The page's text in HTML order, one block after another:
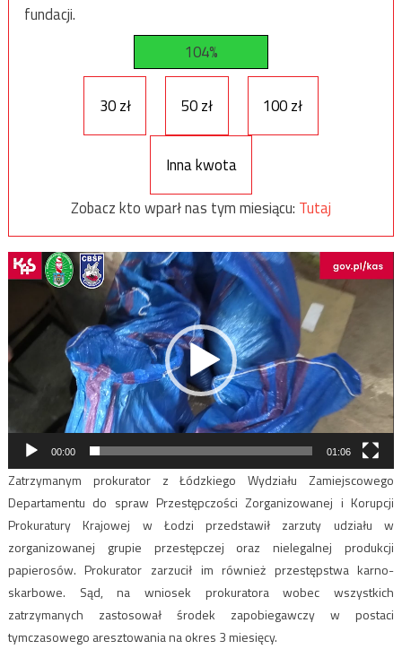
fundacji.
104%
30 zł 50 zł 100 zł
Inna kwota
Zobacz kto wparł nas tym miesiącu: Tutaj
Odtwarzacz
video
00:00 01:06
Zatrzymanym prokurator z Łódzkiego Wydziału Zamiejscowego
Departamentu do spraw Przestępczości Zorganizowanej i Korupcji
Prokuratury Krajowej w Łodzi przedstawił zarzuty udziału w
zorganizowanej grupie przestępczej oraz nielegalnej produkcji
papierosów. Prokurator zarzucił im również przestępstwa karno-
skarbowe. Sąd, na wniosek prokuratora wobec wszystkich
zatrzymanych zastosował środek zapobiegawczy w postaci
tymczasowego aresztowania na okres 3 miesięcy.